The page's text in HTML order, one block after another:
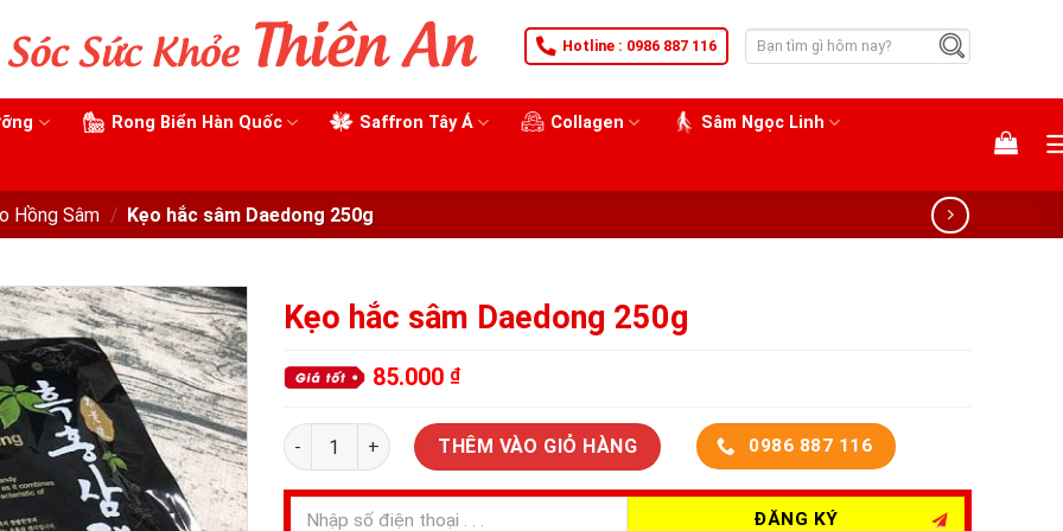
Hotline : 0986 887 116
Tìm
kiếm:
Rong Biển Hàn Quốc Saffron Tây Á Collagen Sâm Ngọc Linh
Hồng Sâm / Kẹo hắc sâm Daedong 250g
Kẹo hắc sâm Daedong 250g
85.000 ₫
Kẹo hắc sâm Daedong 250gTHÊM VÀO GIỎ HÀNG 0986 887 116